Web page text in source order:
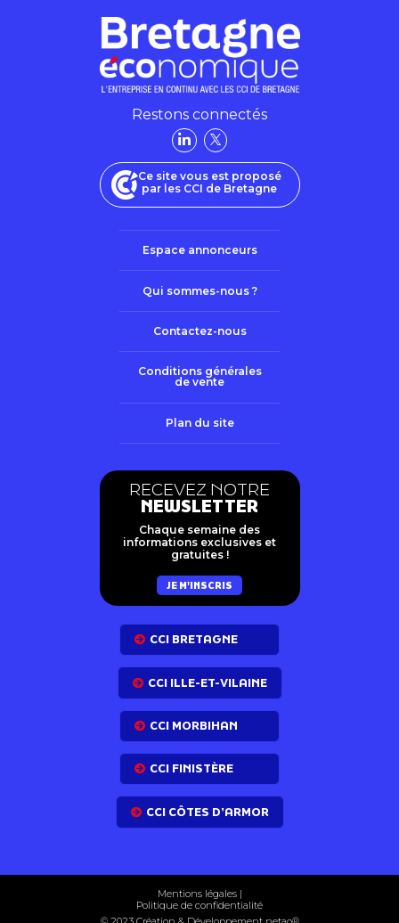
Restons connectés
Ce site vous est proposé
par les CCI de Bretagne
Espace annonceurs
Qui sommes-nous ?
Contactez-nous
Conditions générales
de vente
Plan du site
RECEVEZ NOTRE
NEWSLETTER
Chaque semaine des
informations exclusives et
gratuites !
JE M'INSCRIS
CCI BRETAGNE
CCI ILLE-ET-VILAINE
CCI MORBIHAN
CCI FINISTÈRE
CCI CÔTES D’ARMOR
Mentions légales |
Politique de confidentialité